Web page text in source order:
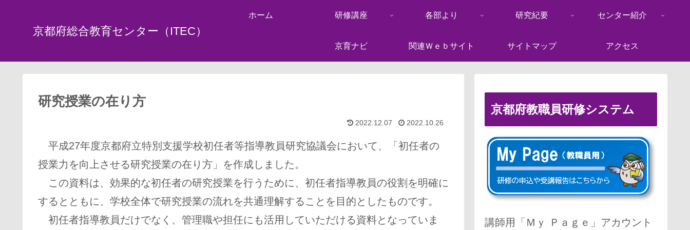
京都府総合教育センター（ITEC）
ホーム 研修講座 各部より 研究紀要 センター紹介
京育ナビ 関連Ｗｅｂサイト サイトマップ アクセス
研究授業の在り方
2022.12.07 2022.10.26
平成27年度京都府立特別支援学校初任者等指導教員研究協議会において、「初任者の
授業力を向上させる研究授業の在り方」を作成しました。
この資料は、効果的な初任者の研究授業を行うために、初任者指導教員の役割を明確に
するとともに、学校全体で研究授業の流れを共通理解することを目的としたものです。
初任者指導教員だけでなく、管理職や担任にも活用していただける資料となっていま
京都府教職員研修システム
講師用「Ｍｙ Ｐａｇｅ」アカウント